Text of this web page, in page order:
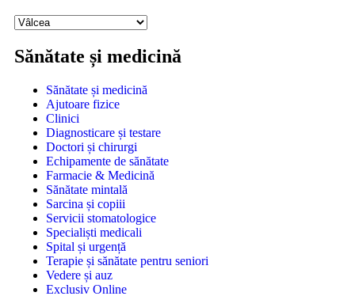
Sănătate și medicină
Sănătate și medicină
Ajutoare fizice
Clinici
Diagnosticare și testare
Doctori și chirurgi
Echipamente de sănătate
Farmacie & Medicină
Sănătate mintală
Sarcina și copiii
Servicii stomatologice
Specialiști medicali
Spital și urgență
Terapie și sănătate pentru seniori
Vedere și auz
Exclusiv Online